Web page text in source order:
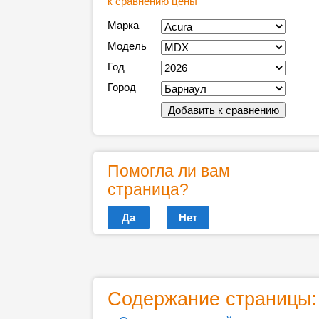
Марка
Модель
Год
Город
Помогла ли вам
страница?
Да Нет
Содержание страницы: